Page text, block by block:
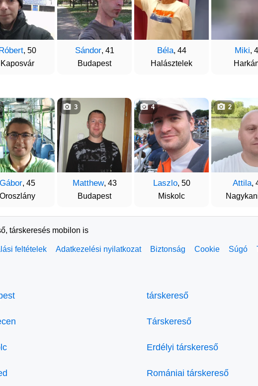
, 50
Kaposvár
Sándor, 41
Budapest
Béla, 44
Halásztelek
Miki,
Gábor, 45
Oroszlány
Matthew, 43
Budapest
3
Laszlo, 50
Miskolc
4
Attila,
2
társkeresés mobilon is
feltételek Adatkezelési nyilatkozat Biztonság Cookie Súgó
társkereső
Társkereső
Erdélyi társkereső
Romániai társkereső